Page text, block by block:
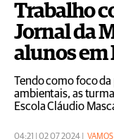
Trabalho
Jornal da
alunos em
Tendo como foco
ambientais, as
Escola Cláudio
04:21 | 02 07 2024 |